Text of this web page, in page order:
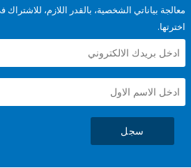
الشخصية، بالقدر اللازم، للاشتراك في